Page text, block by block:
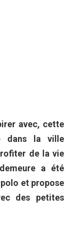
avec, cette
dans la ville
de la vie
a été
et propose
des petites